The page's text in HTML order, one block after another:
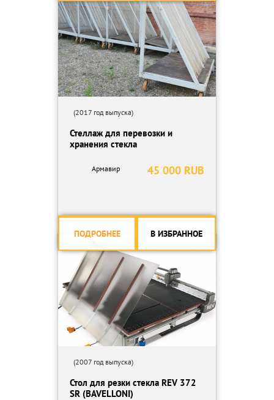
(2017 год выпуска)
Стеллаж для перевозки и
хранения стекла
45 000 RUB
Армавир
ПОДРОБНЕЕ В ИЗБРАННОЕ
(2007 год выпуска)
Стол для резки стекла REV 372
SR (BAVELLONI)